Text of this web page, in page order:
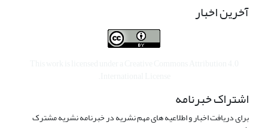
آخرین اخبار
اشتراک خبرنامه
برای دریافت اخبار و اطلاعیه های مهم نشریه در خبرنامه نشریه مشترک